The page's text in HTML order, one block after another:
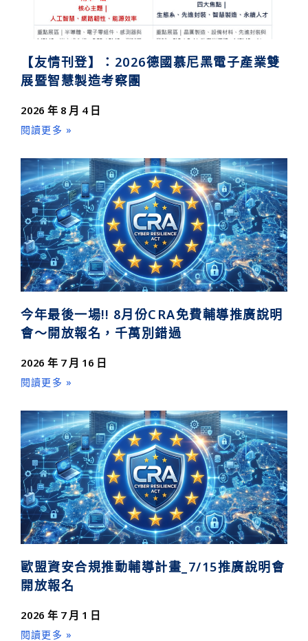
【友情刊登】：2026德國慕尼黑電子產業雙
展暨智慧製造考察團
2026 年 8 月 4 日
閱讀更多 »
今年最後一場!! 8月份CRA免費輔導推廣說明
會～開放報名，千萬別錯過
2026 年 7 月 16 日
閱讀更多 »
歐盟資安合規推動輔導計畫_7/15推廣說明會
開放報名
2026 年 7 月 1 日
閱讀更多 »